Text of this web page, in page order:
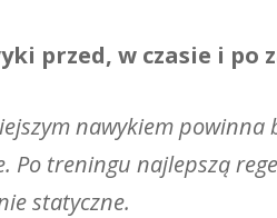
przed, w czasie i
nawykiem powinna
Po treningu najlepszą
statyczne.